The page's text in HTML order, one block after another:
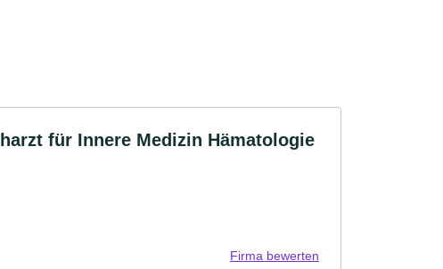
für Innere Medizin Hämatologie
Firma bewerten